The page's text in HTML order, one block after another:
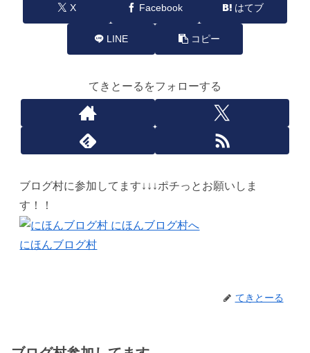
X Facebook はてブ
LINE コピー
てきとーるをフォローする
ブログ村に参加してます↓↓↓ポチっとお願いしま
す！！
にほんブログ村
てきとーる